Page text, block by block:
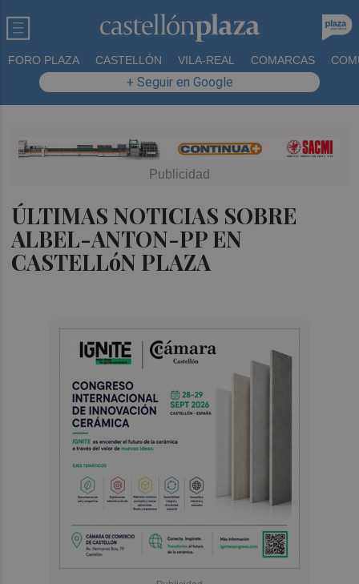
FORO PLAZA CASTELLÓN VILA-REAL COMARCAS
+ Seguir en Google
ÚLTIMAS NOTICIAS SOBRE
ALBEL-ANTON-PP EN
CASTELLóN PLAZA